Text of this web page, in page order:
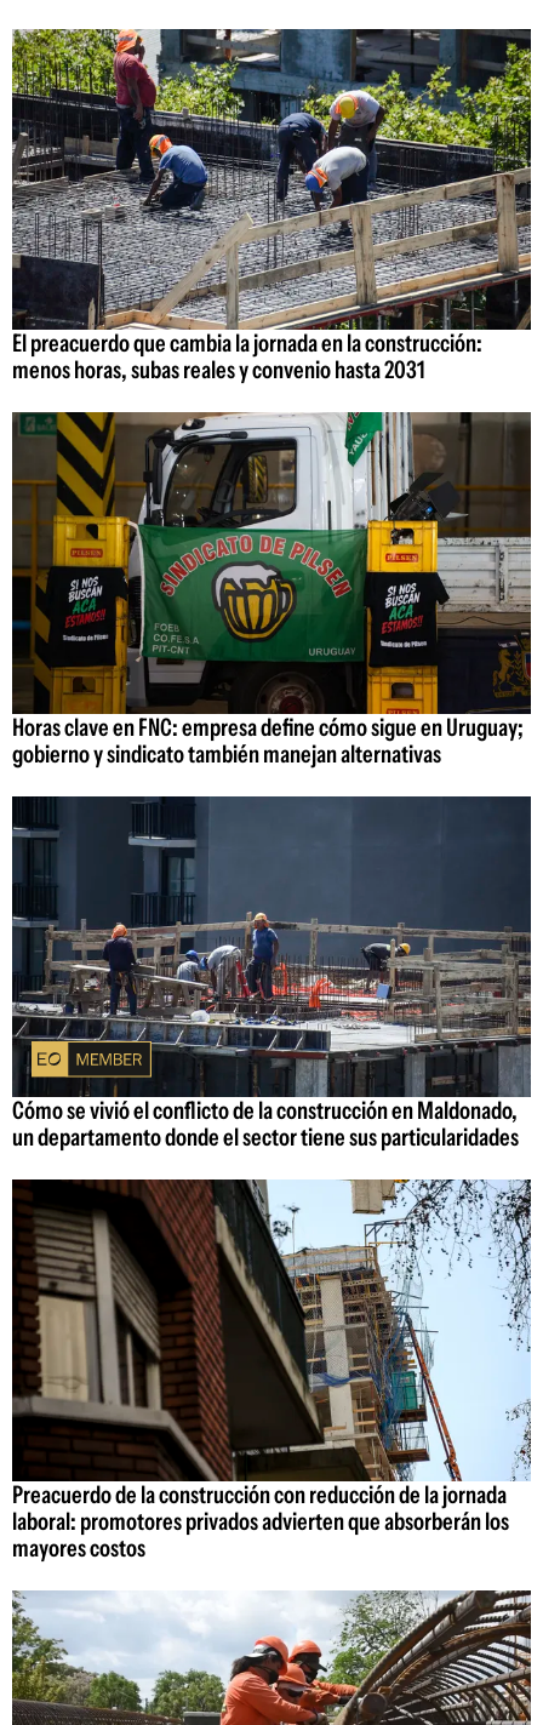
El preacuerdo que cambia la jornada en la construcción:
menos horas, subas reales y convenio hasta 2031
Horas clave en FNC: empresa define cómo sigue en Uruguay;
gobierno y sindicato también manejan alternativas
Cómo se vivió el conflicto de la construcción en Maldonado,
un departamento donde el sector tiene sus particularidades
Preacuerdo de la construcción con reducción de la jornada
laboral: promotores privados advierten que absorberán los
mayores costos